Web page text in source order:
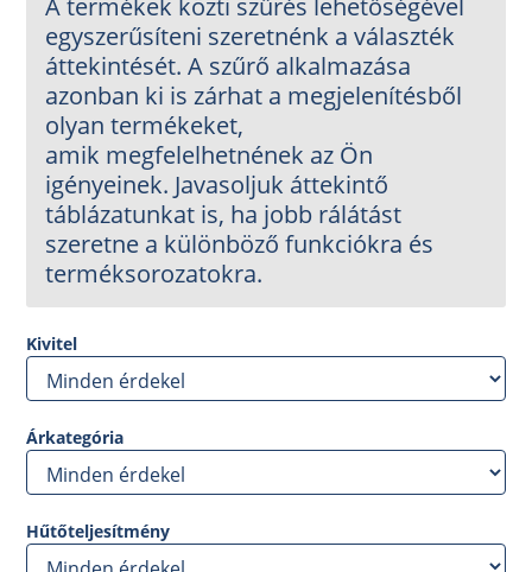
A termékek közti szűrés lehetőségével
egyszerűsíteni szeretnénk a választék
áttekintését. A szűrő alkalmazása
azonban ki is zárhat a megjelenítésből
olyan termékeket,
amik megfelelhetnének az Ön
igényeinek. Javasoljuk áttekintő
táblázatunkat is, ha jobb rálátást
szeretne a különböző funkciókra és
terméksorozatokra.
Kivitel
Árkategória
Hűtőteljesítmény